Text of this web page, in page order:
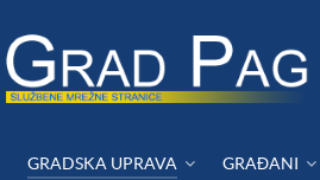
GRADSKA UPRAVA GRAĐANI